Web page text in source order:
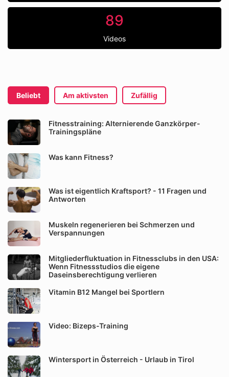
89
Videos
Beliebt Am aktivsten Zufällig
Fitnesstraining: Alternierende Ganzkörper-
Trainingspläne
Was kann Fitness?
Was ist eigentlich Kraftsport? - 11 Fragen und
Antworten
Muskeln regenerieren bei Schmerzen und
Verspannungen
Mitgliederfluktuation in Fitnessclubs in den USA:
Wenn Fitnessstudios die eigene
Daseinsberechtigung verlieren
Vitamin B12 Mangel bei Sportlern
Video: Bizeps-Training
Wintersport in Österreich - Urlaub in Tirol